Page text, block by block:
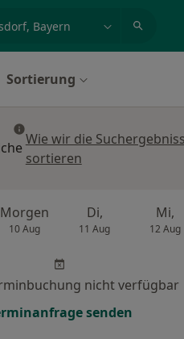
Sortierung
Wie wir die
sortieren
Morgen
10 Aug
Di,
11 Aug
Mi,
12 Aug
nicht verfügbar
senden